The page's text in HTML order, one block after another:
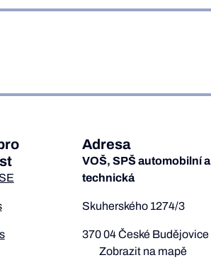
Adresa
VOŠ, SPŠ automobilní a
technická
Skuherského 1274/3
370 04 České Budějovice
Zobrazit na mapě